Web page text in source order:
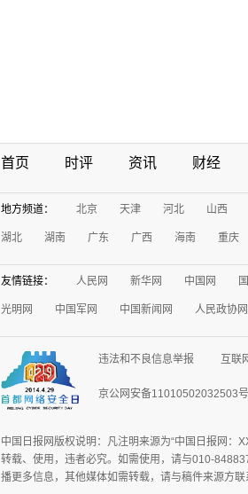
首页 时评 资讯 财经
地方频道： 北京 天津 河北 山西
湖北 湖南 广东 广西 海南 重庆
友情链接： 人民网 新华网 中国网
光明网 中国军网 中国新闻网 人民政协网
违法和不良信息举报 互联
京公网安备11010502032503号
中国日报网版权说明：凡注明来源为“中国日报网：
转载、使用，违者必究。如需使用，请与010-
播更多信息，其他媒体如需转载，请与稿件来源方联